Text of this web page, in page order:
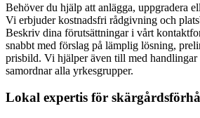
Behöver du hjälp att anlägga, uppgradera
Vi erbjuder kostnadsfri rådgivning och
Beskriv dina förutsättningar i vårt
snabbt med förslag på lämplig lösning,
prisbild. Vi hjälper även till med
samordnar alla yrkesgrupper.
Lokal expertis för